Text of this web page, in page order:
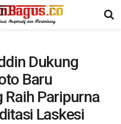
Dukung
Baru
Raih Paripurna
Laskesi